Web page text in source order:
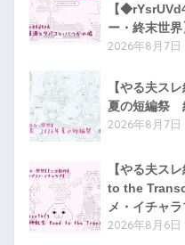
【
ー・終末世界
2026年8月7日
【やる夫ス
夏の短編祭
2026年8月7日
【やる夫ス
to the
メ・イチャラ
2026年8月6日